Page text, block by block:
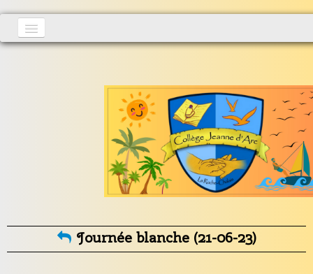
Actualités▼
S'inscrire
Vie au collège▼
Informations générales
Journée blanche (21-06-23)